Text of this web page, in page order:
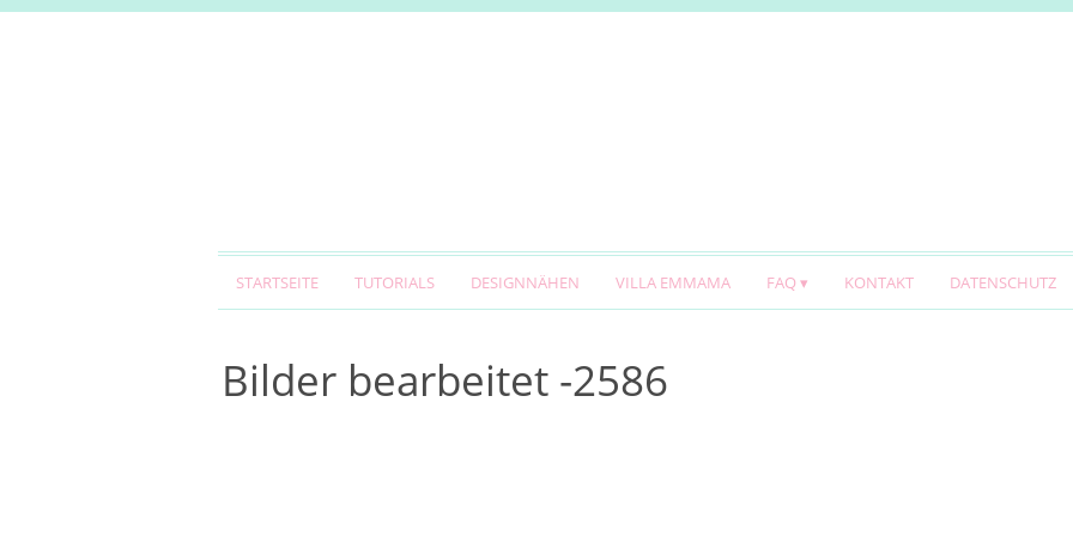
STARTSEITE TUTORIALS DESIGNNÄHEN VILLA EMMAMA FAQ KONTAKT DATENSCHUTZ
Bilder bearbeitet -2586